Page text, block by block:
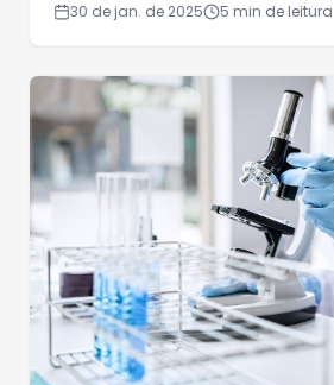
30 de jan. de 2025 5 min de leitura